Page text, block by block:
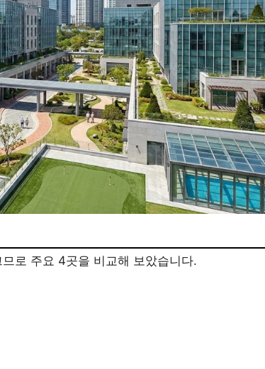
로 주요 4곳을 비교해 보았습니다.